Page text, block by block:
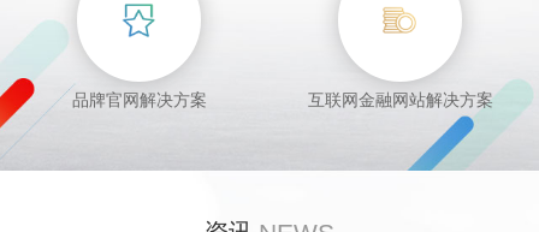
品牌官网解决方案 互联网金融网站解决方案